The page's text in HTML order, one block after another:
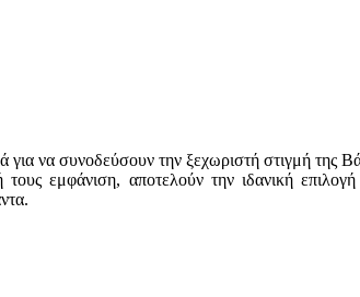
για να συνοδεύσουν την ξεχωριστή στιγμή
εμφάνιση, αποτελούν την ιδανική